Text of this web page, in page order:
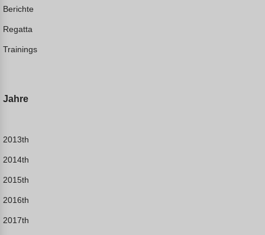
Berichte
Regatta
Trainings
Jahre
2013th
2014th
2015th
2016th
2017th